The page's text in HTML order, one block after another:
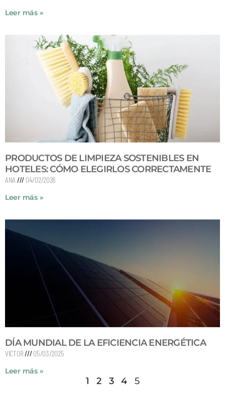
Leer más »
PRODUCTOS DE LIMPIEZA SOSTENIBLES EN
HOTELES: CÓMO ELEGIRLOS CORRECTAMENTE
ANA 04/02/2026
Leer más »
DÍA MUNDIAL DE LA EFICIENCIA ENERGÉTICA
VICTOR 05/03/2025
Leer más »
1 2 3 4 5